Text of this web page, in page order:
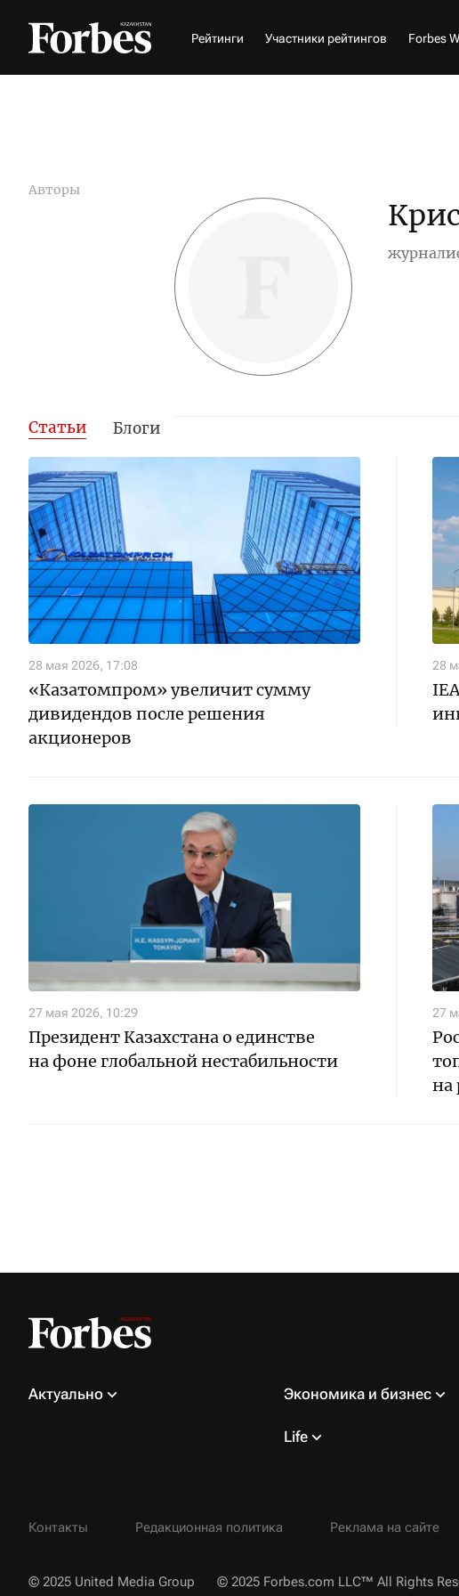
Рейтинги Участники рейтингов Forbes
Авторы
Статьи Блоги
28 мая 2026, 17:08
«Казатомпром» увеличит сумму
дивидендов после решения
акционеров
28
27 мая 2026, 10:29
Президент Казахстана о единстве
на фоне глобальной нестабильности
27
на
Актуально Экономика и бизнес
Life
Контакты Редакционная политика Реклама на сайте
© 2025 United Media Group © 2025 Forbes.com LLC™ All Rights